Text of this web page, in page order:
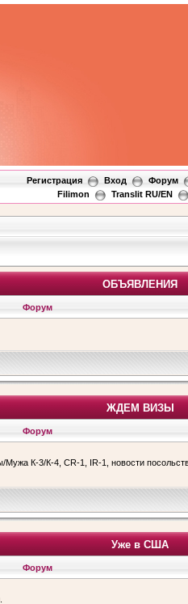
Регистрация Вход Форум
Filimon
Translit RU/EN
ОБЪЯВЛЕНИЯ
Форум
ЖДЕМ ВИЗЫ
Форум
К-3/К-4, CR-1, IR-1, новости
Уже в США
Форум